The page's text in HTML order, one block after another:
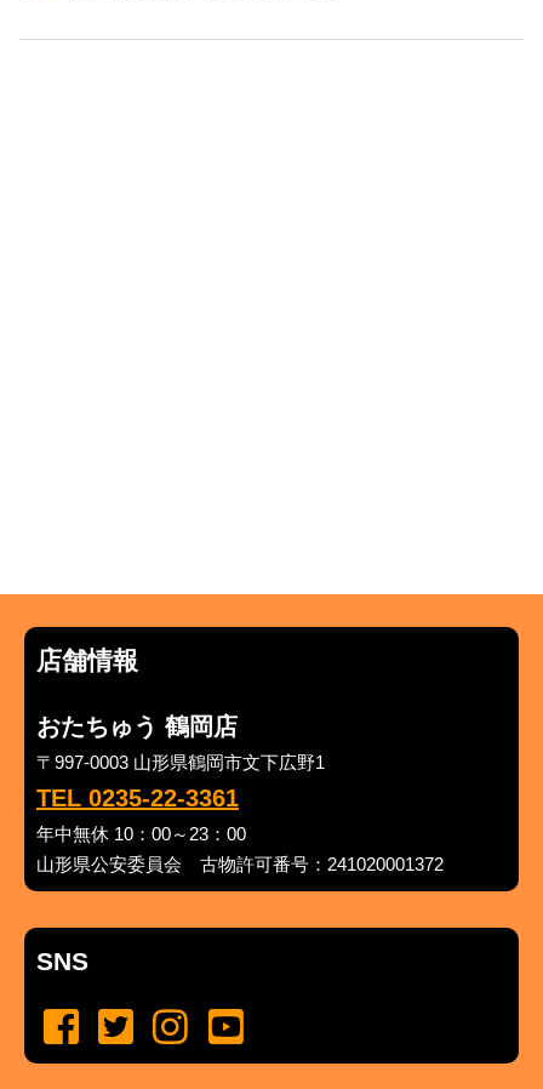
店舗情報
おたちゅう 鶴岡店
〒997-0003 山形県鶴岡市文下広野1
TEL 0235-22-3361
年中無休 10：00～23：00
山形県公安委員会 古物許可番号：241020001372
SNS